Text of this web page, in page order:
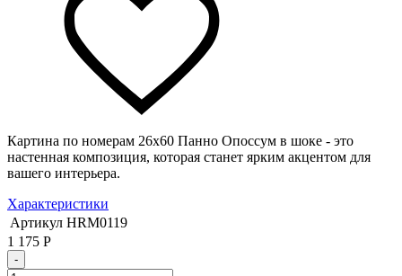
Картина по номерам 26х60 Панно Опоссум в шоке - это
настенная композиция, которая станет ярким акцентом для
вашего интерьера.
Характеристики
Артикул HRM0119
1 175 Р
-